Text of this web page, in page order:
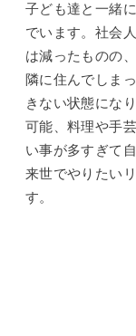
子ども達と一緒
でいます。社会
は減ったものの
隣に住んでしま
きない状態にな
可能、料理や手
い事が多すぎて
来世でやりたい
す。